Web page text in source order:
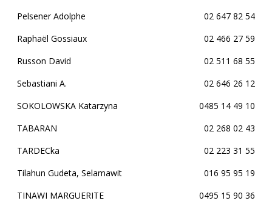
Pelsener Adolphe
02 647 82 54
Raphaël Gossiaux
02 466 27 59
Russon David
02 511 68 55
Sebastiani A.
02 646 26 12
SOKOLOWSKA Katarzyna
0485 14 49 10
TABARAN
02 268 02 43
TARDECka
02 223 31 55
Tilahun Gudeta, Selamawit
016 95 95 19
TINAWI MARGUERITE
0495 15 90 36